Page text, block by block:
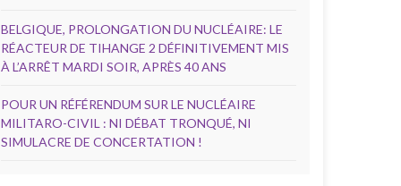
BELGIQUE, PROLONGATION DU NUCLÉAIRE: LE
RÉACTEUR DE TIHANGE 2 DÉFINITIVEMENT MIS
À L’ARRÊT MARDI SOIR, APRÈS 40 ANS
POUR UN RÉFÉRENDUM SUR LE NUCLÉAIRE
MILITARO-CIVIL : NI DÉBAT TRONQUÉ, NI
SIMULACRE DE CONCERTATION !